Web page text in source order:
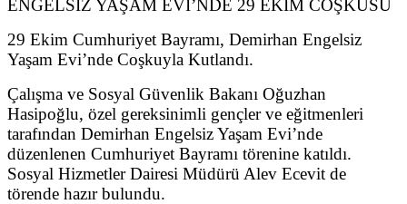
ENGELSİZ YAŞAM EVİ’NDE 29 EKİM COŞKUSU
29 Ekim Cumhuriyet Bayramı, Demirhan Engelsiz
Yaşam Evi’nde Coşkuyla Kutlandı.
Çalışma ve Sosyal Güvenlik Bakanı Oğuzhan
Hasipoğlu, özel gereksinimli gençler ve eğitmenleri
tarafından Demirhan Engelsiz Yaşam Evi’nde
düzenlenen Cumhuriyet Bayramı törenine katıldı.
Sosyal Hizmetler Dairesi Müdürü Alev Ecevit de
törende hazır bulundu.